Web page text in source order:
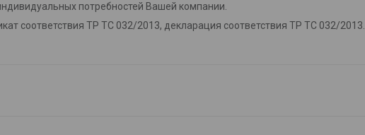
потребностей Вашей компании.
соответствия ТР ТС 032/2013, декларация соответствия ТР ТС 032/2013.